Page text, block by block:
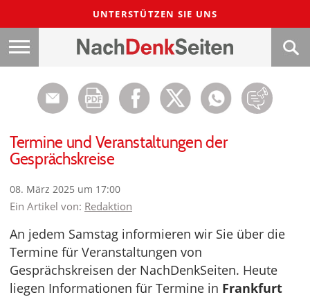
UNTERSTÜTZEN SIE UNS
Termine und Veranstaltungen der
Gesprächskreise
08. März 2025 um 17:00
Ein Artikel von: Redaktion
An jedem Samstag informieren wir Sie über die
Termine für Veranstaltungen von
Gesprächskreisen der NachDenkSeiten. Heute
liegen Informationen für Termine in Frankfurt